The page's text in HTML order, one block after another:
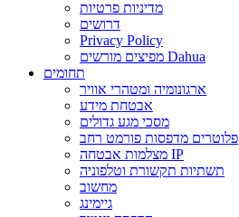
מדיניות פרטיות
דרושים
Privacy Policy
מפיצים מורשים Dahua
תחומים
ארגונומיה ומטהרי אוויר
אבטחת מידע
מסכי מגע גדולים
פלוטרים מדפסות פורמט רחב
מצלמות אבטחה IP
תשתיות תקשורת וטלפוניה
מחשוב
גיימינג